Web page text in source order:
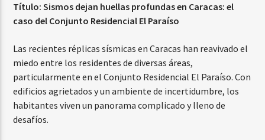
Título: Sismos dejan huellas profundas en Caracas: el
caso del Conjunto Residencial El Paraíso
Las recientes réplicas sísmicas en Caracas han reavivado el
miedo entre los residentes de diversas áreas,
particularmente en el Conjunto Residencial El Paraíso. Con
edificios agrietados y un ambiente de incertidumbre, los
habitantes viven un panorama complicado y lleno de
desafíos.